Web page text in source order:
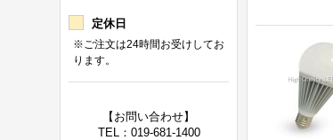
定休日
※ご注文は24時間お受けしてお
ります。
【お問い合わせ】
TEL：019-681-1400